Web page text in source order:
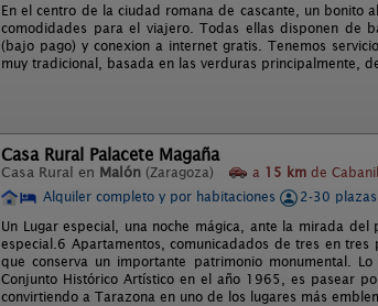
En el centro de la ciudad romana de cascante, un bonito
comodidades para el viajero. Todas ellas disponen de
(bajo pago) y conexion a internet gratis. Tenemos
muy tradicional, basada en las verduras principalmente,
Casa Rural Palacete Magaña
Casa Rural en Malón (Zaragoza) a 15 km de
Alquiler completo y por habitaciones
2-30 plazas
Un Lugar especial, una noche mágica, ante la mirada
especial.6 Apartamentos, comunicadados de tres en
que conserva un importante patrimonio monumental.
Conjunto Histórico Artístico en el año 1965, es pasear
convirtiendo a Tarazona en uno de los lugares más